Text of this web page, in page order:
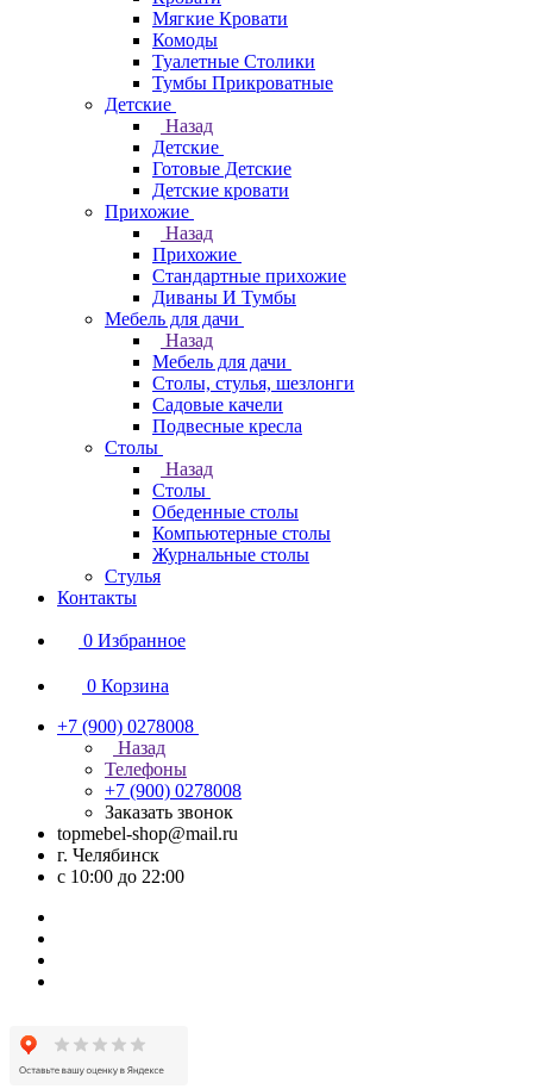
Мягкие Кровати
Комоды
Туалетные Столики
Тумбы Прикроватные
Детские
Назад
Детские
Готовые Детские
Детские кровати
Прихожие
Назад
Прихожие
Стандартные прихожие
Диваны И Тумбы
Мебель для дачи
Назад
Мебель для дачи
Столы, стулья, шезлонги
Садовые качели
Подвесные кресла
Столы
Назад
Столы
Обеденные столы
Компьютерные столы
Журнальные столы
Стулья
Контакты
0 Избранное
0 Корзина
+7 (900) 0278008
Назад
Телефоны
+7 (900) 0278008
Заказать звонок
topmebel-shop@mail.ru
г. Челябинск
с 10:00 до 22:00